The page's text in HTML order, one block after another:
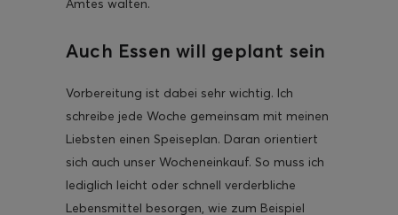
Amtes walten.
Auch Essen will geplant sein
Vorbereitung ist dabei sehr wichtig. Ich
schreibe jede Woche gemeinsam mit meinen
Liebsten einen Speiseplan. Daran orientiert
sich auch unser Wocheneinkauf. So muss ich
lediglich leicht oder schnell verderbliche
Lebensmittel besorgen, wie zum Beispiel